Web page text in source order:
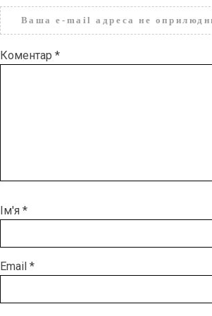
Ваша e-mail адреса не
Коментар *
Ім'я *
Email *